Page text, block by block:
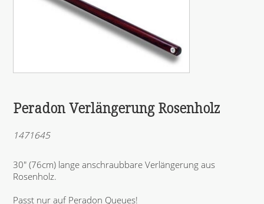
Peradon Verlängerung Rosenholz
1471645
30" (76cm) lange anschraubbare Verlängerung aus
Rosenholz.
Passt nur auf Peradon Queues!